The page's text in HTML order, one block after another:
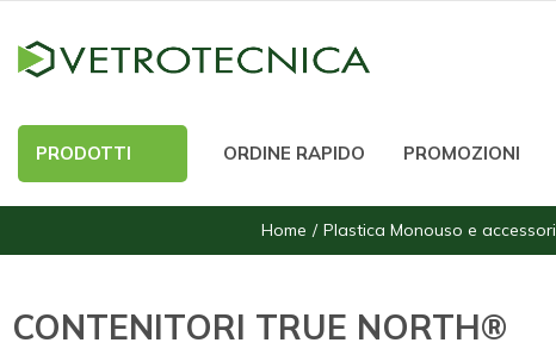
PRODOTTI ORDINE RAPIDO PROMOZIONI
Home Plastica Monouso e accessori
CONTENITORI TRUE NORTH®